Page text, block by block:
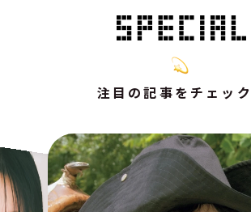
注目の記事をチェッ